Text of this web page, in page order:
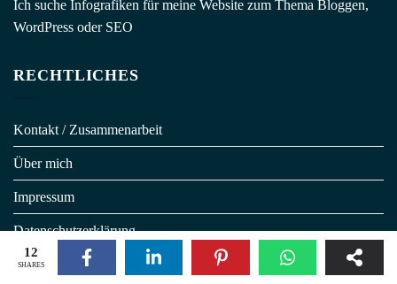
Ich suche Infografiken für meine Website zum Thema Bloggen,
WordPress oder SEO
RECHTLICHES
Kontakt / Zusammenarbeit
Über mich
Impressum
Datenschutzerklärung
Allgemeine Geschäftsbedingungen
12
SHARES